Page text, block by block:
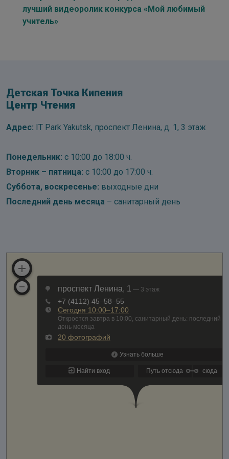
лучший видеоролик конкурса «Мой любимый
учитель»
Детская Точка Кипения
Центр Чтения
Адрес: IT Park Yakutsk, проспект Ленина, д. 1, 3 этаж
Понедельник: с 10:00 до 18:00 ч.
Вторник – пятница: с 10:00 до 17:00 ч.
Суббота, воскресенье: выходные дни
Последний день месяца – санитарный день